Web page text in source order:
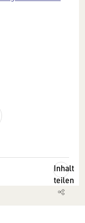
Inhalt
teilen